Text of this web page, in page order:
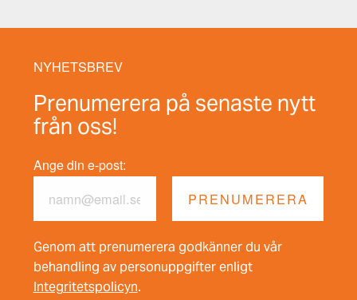
NYHETSBREV
Prenumerera på senaste nytt
från oss!
Ange din e-post:
Genom att prenumerera godkänner du vår
behandling av personuppgifter enligt
Integritetspolicyn.